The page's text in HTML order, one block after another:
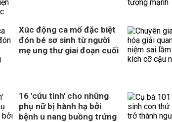
Xúc động ca mổ đặc biệt
đón bé sơ sinh từ người
mẹ ung thư giai đoạn cuối
16 'cứu tinh' cho những
phụ nữ bị hành hạ bởi
bệnh u nang buồng trứng